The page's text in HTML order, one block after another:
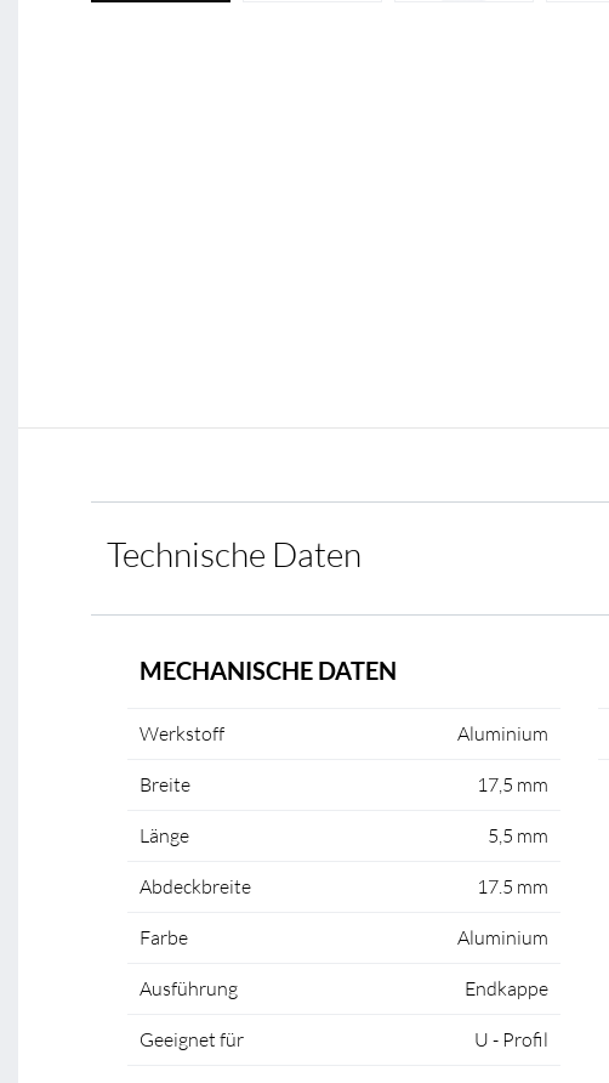
Technische Daten
MECHANISCHE DATEN
Werkstoff Aluminium
Breite 17,5 mm
Länge 5,5 mm
Abdeckbreite 17.5 mm
Farbe Aluminium
Ausführung Endkappe
Geeignet für U - Profil